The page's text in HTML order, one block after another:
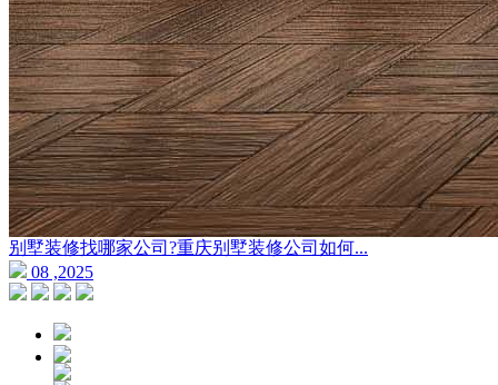
别墅装修找哪家公司?重庆别墅装修公司如何...
08 ,2025